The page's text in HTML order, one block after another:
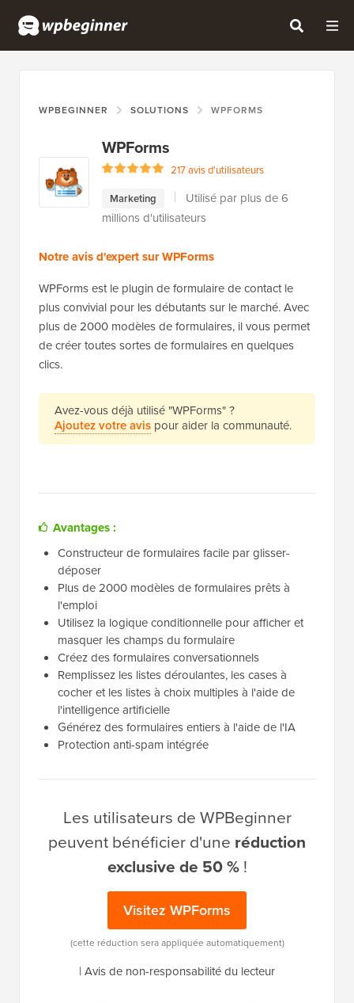
WPBEGINNER SOLUTIONS WPFORMS
WPForms
217 avis d'utilisateurs
Marketing
Utilisé par plus de 6
millions d'utilisateurs
Notre avis d'expert sur WPForms
WPForms est le plugin de formulaire de contact le
plus convivial pour les débutants sur le marché. Avec
plus de 2000 modèles de formulaires, il vous permet
de créer toutes sortes de formulaires en quelques
clics.
Avez-vous déjà utilisé "WPForms" ?
Ajoutez votre avis pour aider la communauté.
Avantages :
Constructeur de formulaires facile par glisser-
déposer
Plus de 2000 modèles de formulaires prêts à
l'emploi
Utilisez la logique conditionnelle pour afficher et
masquer les champs du formulaire
Créez des formulaires conversationnels
Remplissez les listes déroulantes, les cases à
cocher et les listes à choix multiples à l'aide de
l'intelligence artificielle
Générez des formulaires entiers à l'aide de l'IA
Protection anti-spam intégrée
Les utilisateurs de WPBeginner
peuvent bénéficier d'une réduction
exclusive de 50 %!
Visitez WPForms
(cette réduction sera appliquée automatiquement)
| Avis de non-responsabilité du lecteur